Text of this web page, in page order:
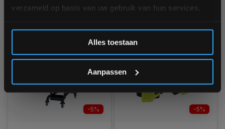
verzameld op basis van uw gebruik van hun services.
Alles toestaan
Aanpassen
€282,10
Vergelijk
Vergelijk
-5% -5%
Inschrijven
*Verzendkosten vallen buiten de korting